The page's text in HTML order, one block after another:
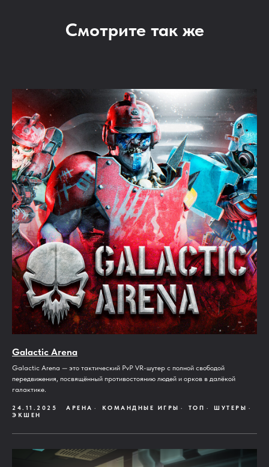
Смотрите так же
Galactic Arena
Galactic Arena — это тактический PvP VR-шутер с полной свободой
передвижения, посвящённый противостоянию людей и орков в далёкой
галактике.
24.11.2025 АРЕНА КОМАНДНЫЕ ИГРЫ ТОП
ШУТЕРЫ
ЭКШЕН